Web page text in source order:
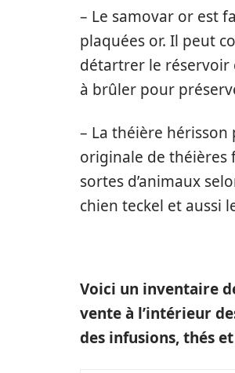
– Le samovar or est
plaquées or. Il peut
détartrer le réservoir
à brûler pour
– La théière hérisson
originale de théières
sortes d’animaux
chien teckel et aussi
Voici un inventaire
vente à l’intérieur
des infusions, thés